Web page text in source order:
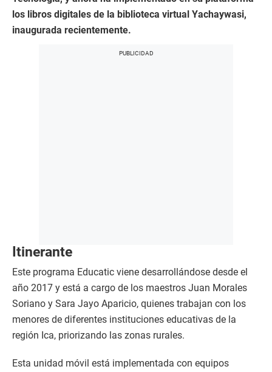
los libros digitales de la biblioteca virtual Yachaywasi,
inaugurada recientemente.
Itinerante
Este programa Educatic viene desarrollándose desde el
año 2017 y está a cargo de los maestros Juan Morales
Soriano y Sara Jayo Aparicio, quienes trabajan con los
menores de diferentes instituciones educativas de la
región Ica, priorizando las zonas rurales.
Esta unidad móvil está implementada con equipos